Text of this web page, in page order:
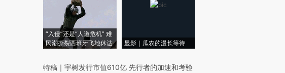
“入侵”还是“人道危机” 难
民潮撕裂西班牙飞地休达
显影｜瓜农的漫长等待
特稿 ｜ 宇树发行市值610亿 先行者的加速和考验